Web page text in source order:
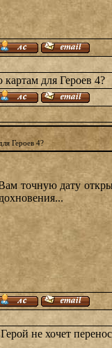
для Героев 4?
Героев 4?
точную дату
не хочет